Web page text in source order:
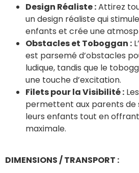
Design Réaliste :Attirez
un design réaliste qui
enfants et crée une
Obstacles et Toboggan :
est parsemé d’obstacles
ludique, tandis que le
une touche d’excitation.
Filets pour la Visibilité :
permettent aux parents de
leurs enfants tout en
maximale.
DIMENSIONS / TRANSPORT :